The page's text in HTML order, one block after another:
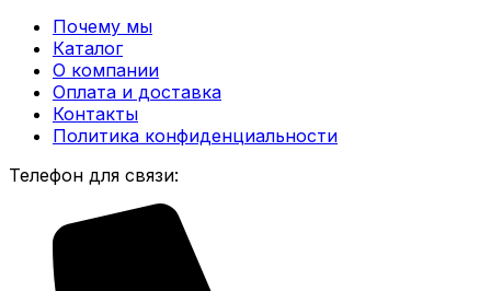
Почему мы
Каталог
О компании
Оплата и доставка
Контакты
Политика конфиденциальности
Телефон для связи: